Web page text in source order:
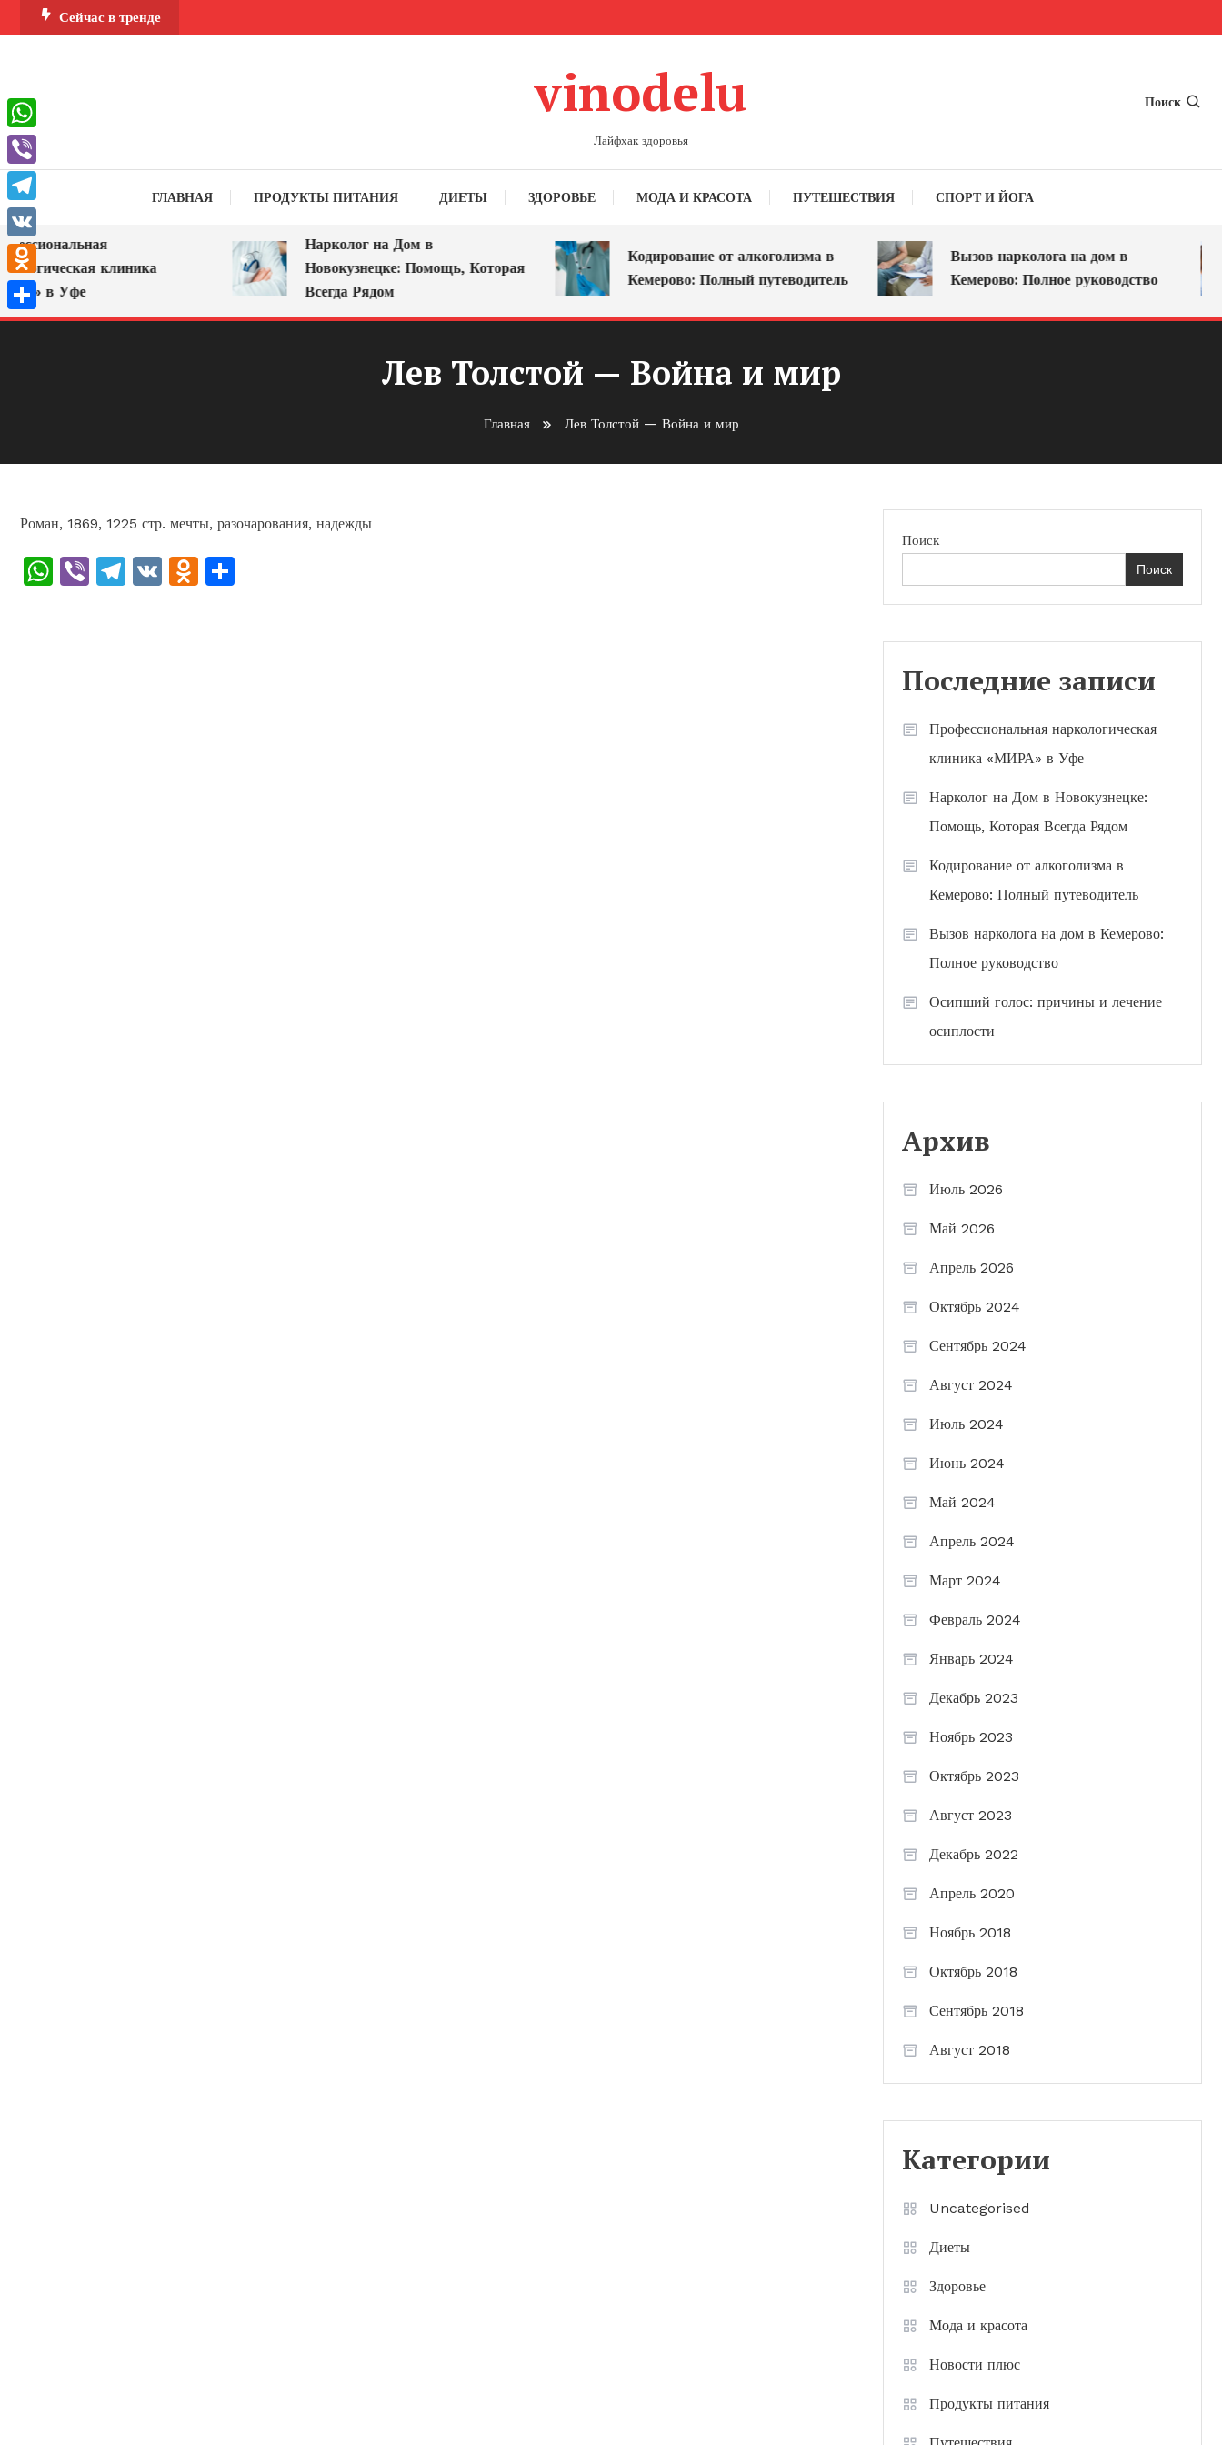
Перейти
к
Сейчас в тренде
vinodelu
Лайфхак здоровья
Поиск
ГЛАВНАЯ ПРОДУКТЫ ПИТАНИЯ ДИЕТЫ ЗДОРОВЬЕ МОДА И КРАСОТА ПУТЕШЕСТВИЯ СПОРТ И ЙОГА
клиника
в Уфе
Нарколог на Дом в
Новокузнецке: Помощь, Которая
Всегда Рядом
Кодирование от алкоголизма в
Кемерово: Полный путеводитель
Вызов нарколога на дом в
Кемерово: Полное руководство
Лев Толстой — Война и мир
Главная Лев Толстой — Война и мир
Роман, 1869, 1225 стр. мечты, разочарования, надежды
WhatsApp
ViberTelegram
VK Odnoklassniki
Поиск
Поиск
Последние записи
Профессиональная наркологическая
клиника «МИРА» в Уфе
Нарколог на Дом в Новокузнецке:
Помощь, Которая Всегда Рядом
Кодирование от алкоголизма в
Кемерово: Полный путеводитель
Вызов нарколога на дом в Кемерово:
Полное руководство
Осипший голос: причины и лечение
осиплости
Архив
Июль 2026
Май 2026
Апрель 2026
Октябрь 2024
Сентябрь 2024
Август 2024
Июль 2024
Июнь 2024
Май 2024
Апрель 2024
Март 2024
Февраль 2024
Январь 2024
Декабрь 2023
Ноябрь 2023
Октябрь 2023
Август 2023
Декабрь 2022
Апрель 2020
Ноябрь 2018
Октябрь 2018
Сентябрь 2018
Август 2018
Категории
Uncategorised
Диеты
Здоровье
Мода и красота
Новости плюс
Продукты питания
WhatsApp
Viber
Telegram
VK
Odnoklassniki
Отправить